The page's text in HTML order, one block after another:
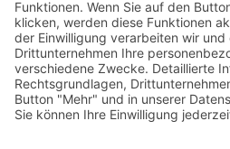
Kooperation
Werbung
Presse- und Öffentlichkeitsarbeit
Aktuelles